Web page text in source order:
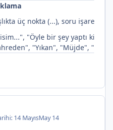
üç nokta (...), soru işareti (?)
"Öyle bir şey yaptı ki...",
"Yıkan", "Müjde",
14 MayısMay 14